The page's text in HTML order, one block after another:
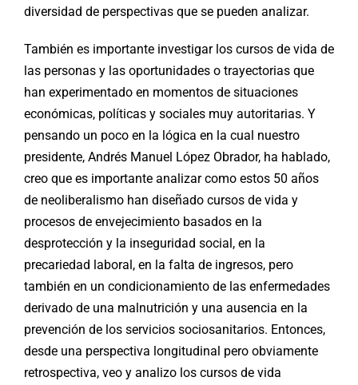
diversidad de perspectivas que se pueden analizar.
También es importante investigar los cursos de vida de
las personas y las oportunidades o trayectorias que
han experimentado en momentos de situaciones
económicas, políticas y sociales muy autoritarias. Y
pensando un poco en la lógica en la cual nuestro
presidente, Andrés Manuel López Obrador, ha hablado,
creo que es importante analizar como estos 50 años
de neoliberalismo han diseñado cursos de vida y
procesos de envejecimiento basados en la
desprotección y la inseguridad social, en la
precariedad laboral, en la falta de ingresos, pero
también en un condicionamiento de las enfermedades
derivado de una malnutrición y una ausencia en la
prevención de los servicios sociosanitarios. Entonces,
desde una perspectiva longitudinal pero obviamente
retrospectiva, veo y analizo los cursos de vida